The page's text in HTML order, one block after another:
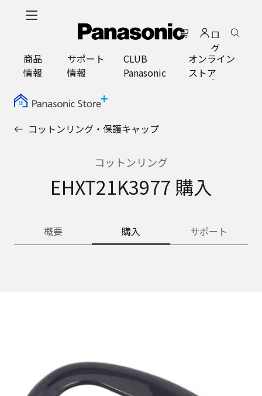
ロ
グ
イ
ン
商品
情報
サポート
情報
CLUB
Panasonic
オンライン
ストア
コットンリング・保護キャップ
コットンリング
EHXT21K3977 購入
概要 購入 サポート